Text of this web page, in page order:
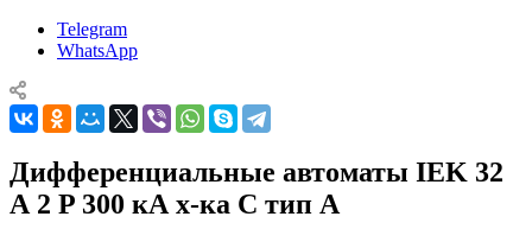
Telegram
WhatsApp
Дифференциальные автоматы IEK 32
А 2 P 300 кА х-ка C тип A